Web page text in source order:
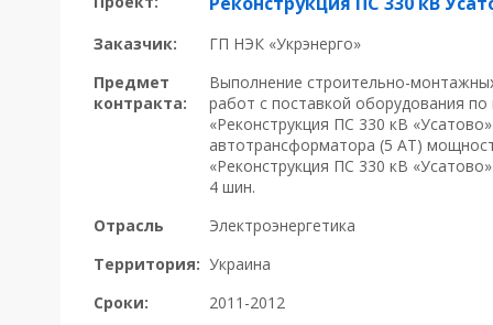
Заказчик:
ГП НЭК «Укрэнерго»
Предмет
контракта:
Выполнение строительно-
работ с поставкой оборудования
«Реконструкция ПС 330 кВ
автотрансформатора (5 АТ)
«Реконструкция ПС 330 кВ
4 шин.
Отрасль
Электроэнергетика
Территория: Украина
Сроки:
2011-2012